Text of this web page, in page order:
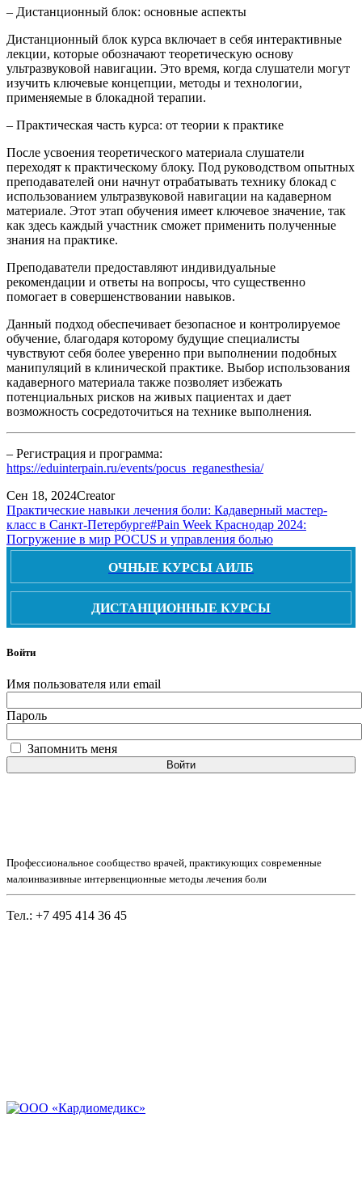
– Дистанционный блок: основные аспекты
Дистанционный блок курса включает в себя интерактивные
лекции, которые обозначают теоретическую основу
ультразвуковой навигации. Это время, когда слушатели могут
изучить ключевые концепции, методы и технологии,
применяемые в блокадной терапии.
– Практическая часть курса: от теории к практике
После усвоения теоретического материала слушатели
переходят к практическому блоку. Под руководством опытных
преподавателей они начнут отрабатывать технику блокад с
использованием ультразвуковой навигации на кадаверном
материале. Этот этап обучения имеет ключевое значение, так
как здесь каждый участник сможет применить полученные
знания на практике.
Преподаватели предоставляют индивидуальные
рекомендации и ответы на вопросы, что существенно
помогает в совершенствовании навыков.
Данный подход обеспечивает безопасное и контролируемое
обучение, благодаря которому будущие специалисты
чувствуют себя более уверенно при выполнении подобных
манипуляций в клинической практике. Выбор использования
кадаверного материала также позволяет избежать
потенциальных рисков на живых пациентах и дает
возможность сосредоточиться на технике выполнения.
– Регистрация и программа:
https://eduinterpain.ru/events/pocus_reganesthesia/
Сен 18, 2024Creator
Практические навыки лечения боли: Кадаверный мастер-
класс в Санкт-Петербурге#Pain Week Краснодар 2024:
Погружение в мир POCUS и управления болью
ОЧНЫЕ КУРСЫ АИЛБ
ДИСТАНЦИОННЫЕ КУРСЫ
Войти
Имя пользователя или email
Пароль
Запомнить меня
Войти
Профессиональное сообщество врачей, практикующих современные
малоинвазивные интервенционные методы лечения боли
Тел.: +7 495 414 36 45